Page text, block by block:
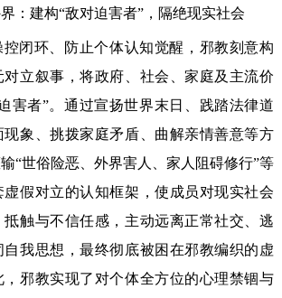
界：建构“敌对迫害者”，隔绝现实社会
控闭环、防止个体认知觉醒，邪教刻意构
立叙事，将政府、社会、家庭及主流价
害者”。通过宣扬世界末日、践踏法律道
象、挑拨家庭矛盾、曲解亲情善意等方
“世俗险恶、外界害人、家人阻碍修行”等
假对立的认知框架，使成员对现实社会
抵触与不信任感，主动远离正常社交、逃
我思想，最终彻底被困在邪教编织的虚
邪教实现了对个体全方位的心理禁锢与